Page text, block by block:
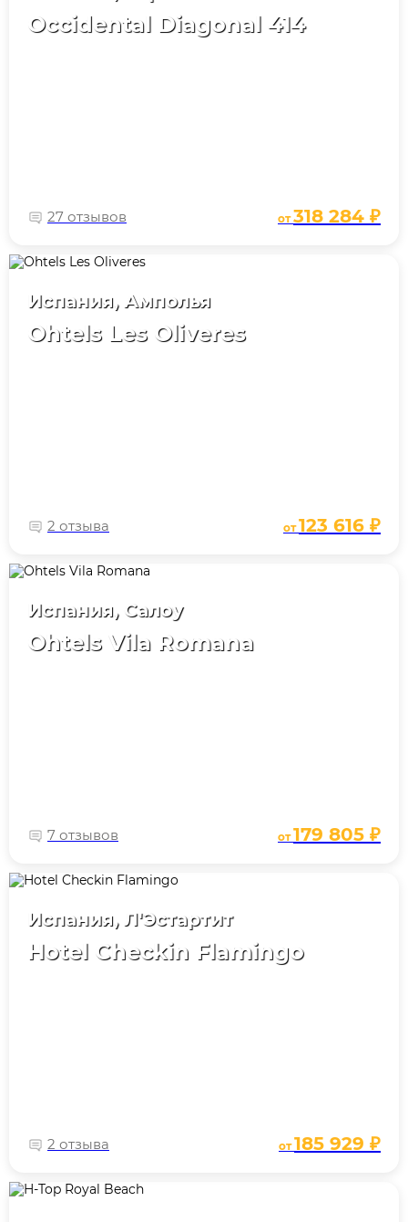
Occidental Diagonal 414
27 отзывов от318 284 ₽
Испания, Амполья
Ohtels Les Oliveres
2 отзыва от123 616 ₽
Испания, Салоу
Ohtels Vila Romana
7 отзывов от179 805 ₽
Испания, Л'Эстартит
Hotel Checkin Flamingo
2 отзыва от185 929 ₽